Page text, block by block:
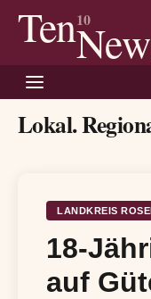
Ten10
Lokal.
LANDKREIS
18-
auf